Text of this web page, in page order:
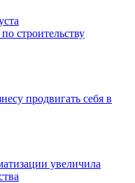
строительству
продвигать себя в
увеличила